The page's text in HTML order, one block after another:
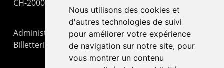
Nous utilisons des cookies et
d'autres technologies de suivi
pour améliorer votre expérience
de navigation sur notre site, pour
vous montrer un contenu
CH-2000 Neuchâtel
Administration : +41 32 725 03 03
Billetterie : +41 32 725 05 05